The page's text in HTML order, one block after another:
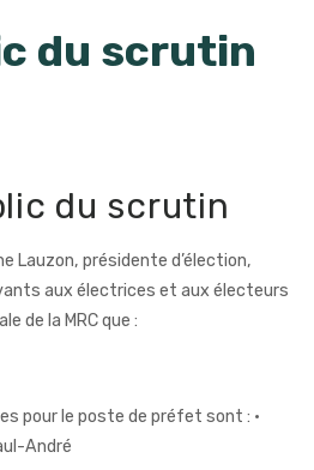
du scrutin
du scrutin
Lauzon, présidente d’élection,
aux électrices et aux électeurs
de la MRC que :
pour le poste de préfet sont : •
André